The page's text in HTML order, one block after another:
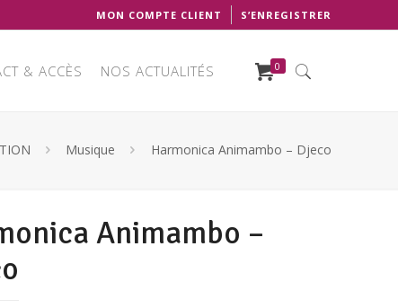
MON COMPTE CLIENT S’ENREGISTRER
& ACCÈS NOS ACTUALITÉS 0
Musique Harmonica Animambo – Djeco
Animambo –